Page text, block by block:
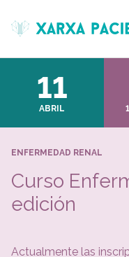
11
ABRIL
ENFERMEDAD RENAL
Curso
edición
Actualmente las